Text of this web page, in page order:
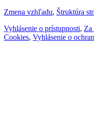
Zmena vzhľadu, Štruktúra
Vyhlásenie o prístupnosti, Za
Cookies, Vyhlásenie o